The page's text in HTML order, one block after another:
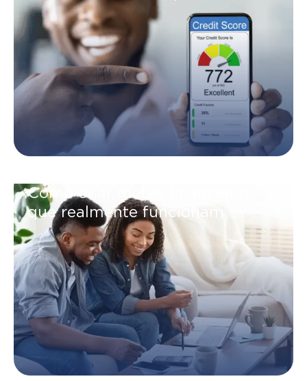
Como criar metas financeiras
que realmente funcionam